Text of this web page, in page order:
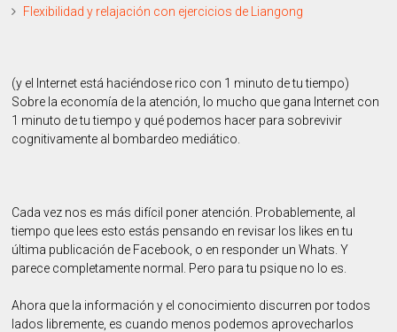
Flexibilidad y relajación con ejercicios de Liangong
(y el Internet está haciéndose rico con 1 minuto de tu tiempo)
Sobre la economía de la atención, lo mucho que gana Internet con
1 minuto de tu tiempo y qué podemos hacer para sobrevivir
cognitivamente al bombardeo mediático.
Cada vez nos es más difícil poner atención. Probablemente, al
tiempo que lees esto estás pensando en revisar los likes en tu
última publicación de Facebook, o en responder un Whats. Y
parece completamente normal. Pero para tu psique no lo es.
Ahora que la información y el conocimiento discurren por todos
lados libremente, es cuando menos podemos aprovecharlos